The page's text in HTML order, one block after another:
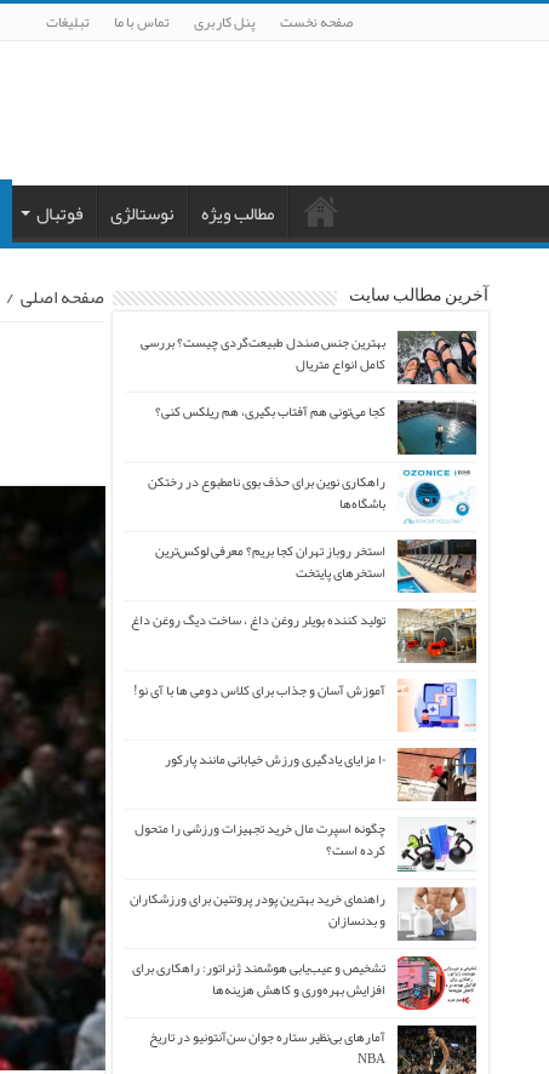
صفحه نخست پنل کاربری تماس با ما تبلیغات
مطالب ویژه نوستالژی فوتبال
صفحه اصلی / آخرین مطالب سایت
بهترین جنس صندل طبیعت‌گردی چیست؟ بررسی
کامل انواع متریال
کجا می‌تونی هم آفتاب بگیری، هم ریلکس کنی؟
راهکاری نوین برای حذف بوی نامطبوع در رختکن
باشگاه‌ها
استخر روباز تهران کجا بریم؟ معرفی لوکس‌ترین
استخرهای پایتخت
تولید کننده بویلر روغن داغ ، ساخت دیگ روغن داغ
آموزش آسان و جذاب برای کلاس دومی ها با آی نو!
۱۰ مزایای یادگیری ورزش خیابانی مانند پارکور
چگونه اسپرت مال خرید تجهیزات ورزشی را متحول
کرده است؟
راهنمای خرید بهترین پودر پروتئین برای ورزشکاران
و بدنسازان
تشخیص و عیب‌یابی هوشمند ژنراتور: راهکاری برای
افزایش بهره‌وری و کاهش هزینه‌ها
آمارهای بی‌نظیر ستاره جوان سن‌آنتونیو در تاریخ
NBA